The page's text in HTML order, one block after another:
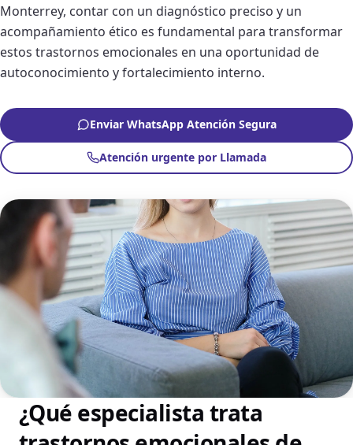
Monterrey, contar con un diagnóstico preciso y un
acompañamiento ético es fundamental para transformar
estos trastornos emocionales en una oportunidad de
autoconocimiento y fortalecimiento interno.
Enviar WhatsApp Atención Segura
Atención urgente por Llamada
¿Qué especialista trata